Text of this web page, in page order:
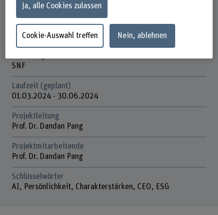
Achtsamkeit und Positive Leadership
Strategisches Themenfeld
Themenfeld Humane Digitale Transformation
SNF
Laufzeit (geplant)
01.03.2024 - 30.06.2024
Projektleitung
Prof. Dr. Dandan Pang
Projektmitarbeitende
Prof. Dr. Dandan Pang
Schlüsselwörter
AI, Persönlichkeit, Charakterstärken, CEO, ESG
Ja, alle Cookies zulassen
Cookie-Auswahl treffen Nein, ablehnen